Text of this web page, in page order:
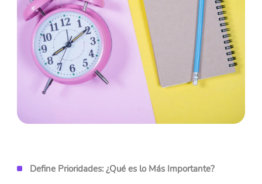
Define Prioridades: ¿Qué es lo Más Importante?